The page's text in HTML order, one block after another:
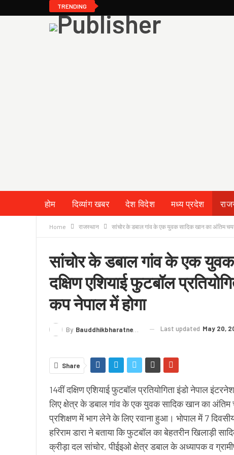
TRENDING
होम दिव्यांग खबर देश विदेश मध्य प्रदेश
क्राइम
लेख/काव्य शिक्षा LIVE TV TERMS
Home राजस्थान सांचोर के डबाल गांव के एक युवक सादिक खान का अंतिम
सांचोर के डबाल गांव के एक
दक्षिण एशियाई फुटबॉल
कप नेपाल में होगा
By Bauddhikbharatnews@gmail.com Last updated May 20,
Share
14वीं दक्षिण एशियाई फुटबॉल प्रतियोगिता इंडो नेपाल
लिए क्षेत्र के डबाल गांव के एक युवक सादिक खान का
प्रशिक्षण में भाग लेने के लिए रवाना हुआ। भोपाल में 7
हरिराम डारा ने बताया कि फुटबॉल का बेहतरीन खिलाड़ी
क्रीड़ा दल सांचोर, पीईइओ क्षेत्र डबाल के अध्यापक व